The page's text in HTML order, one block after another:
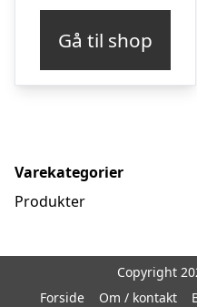
Gå til shop
Varekategorier
Produkter
Copyright
Forside
Om / kontakt